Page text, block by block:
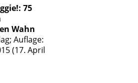
75
Wahn
Auflage:
(17. April